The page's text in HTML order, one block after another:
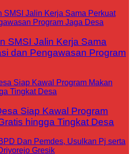
SMSI Jalin Kerja Sama
dan Pengawasan Program
Siap Kawal Program
hingga Tingkat Desa